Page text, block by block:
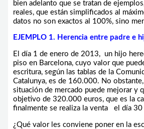
bien adelanto que se tratan de
reales, que están simplificados al
datos no son exactos al 100%, sino
EJEMPLO 1. Herencia entre padre e
El día 1 de enero de 2013, un hijo
piso en Barcelona, cuyo valor que
escritura, según las tablas de la
Catalunya, es de 160.000. No
situación de mercado puede mejorar y
objetivo de 320.000 euros, que es la
finalmente se realiza la venta el día
¿Qué valor les conviene poner en la